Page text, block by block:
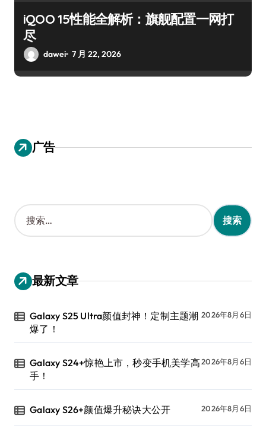
iQOO 15性能全解析：旗舰配置一网打
尽
dawei 7 月 22, 2026
广告
搜
索
：
最新文章
Galaxy S25 Ultra颜值封神！定制主题潮
爆了！
2026年8月6日
Galaxy S24+惊艳上市，秒变手机美学高
手！
2026年8月6日
Galaxy S26+颜值爆升秘诀大公开 2026年8月6日